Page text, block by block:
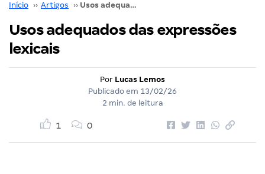
Início ›› Artigos ›› Usos adequados das expressões lexicais
Usos adequados das expressões
lexicais
Por Lucas Lemos
Publicado em 13/02/26
2 min. de leitura
1 0